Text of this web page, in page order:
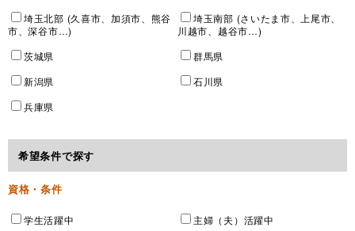
埼玉北部 (久喜市、加須市、熊谷
市、深谷市…)
埼玉南部 (さいたま市、上尾市、
川越市、越谷市…)
茨城県
群馬県
新潟県
石川県
兵庫県
希望条件で探す
資格・条件
学生活躍中
主婦（夫）活躍中